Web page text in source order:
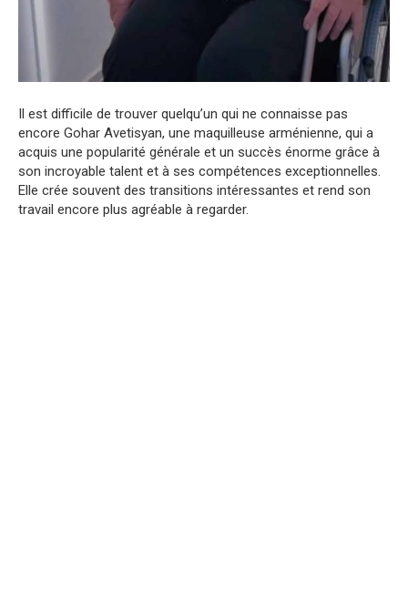
Il est difficile de trouver quelqu’un qui ne connaisse pas
encore Gohar Avetisyan, une maquilleuse arménienne, qui a
acquis une popularité générale et un succès énorme grâce à
son incroyable talent et à ses compétences exceptionnelles.
Elle crée souvent des transitions intéressantes et rend son
travail encore plus agréable à regarder.